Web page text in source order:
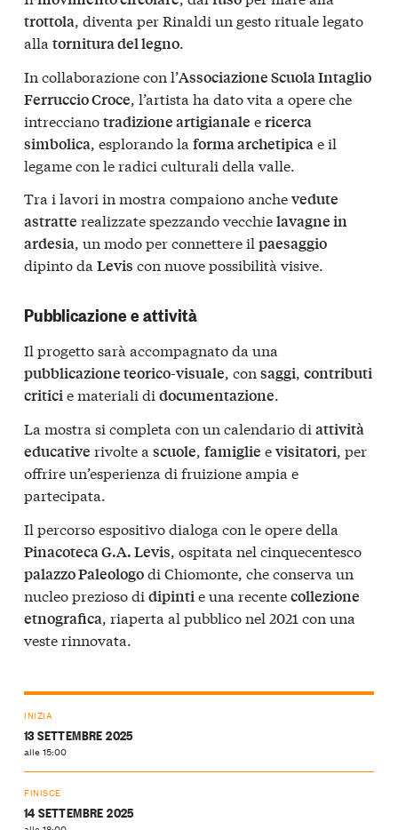
trottola, diventa per Rinaldi un gesto rituale legato
alla tornitura del legno.
In collaborazione con l’Associazione Scuola Intaglio
Ferruccio Croce , l’artista ha dato vita a opere che
intreccianotradizione artigianale ericerca
simbolica , esplorando la forma archetipica e il
legame con le radici culturali della valle.
Tra i lavori in mostra compaiono anchevedute
astratte realizzate spezzando vecchielavagne in
ardesia, un modo per connettere il paesaggio
dipinto da Levis con nuove possibilità visive.
Pubblicazione e attività
Il progetto sarà accompagnato da una
pubblicazione teorico-visuale, con saggi, contributi
criticie materiali di documentazione.
La mostra si completa con un calendario di attività
educative rivolte a scuole, famiglie evisitatori, per
offrire un’esperienza di fruizione ampia e
partecipata.
Il percorso espositivo dialoga con le opere della
Pinacoteca G.A. Levis , ospitata nel cinquecentesco
palazzo Paleologodi Chiomonte, che conserva un
nucleo prezioso di dipinti e una recentecollezione
etnografica , riaperta al pubblico nel 2021 con una
veste rinnovata.
INIZIA
13 SETTEMBRE 2025
alle 15:00
FINISCE
14 SETTEMBRE 2025